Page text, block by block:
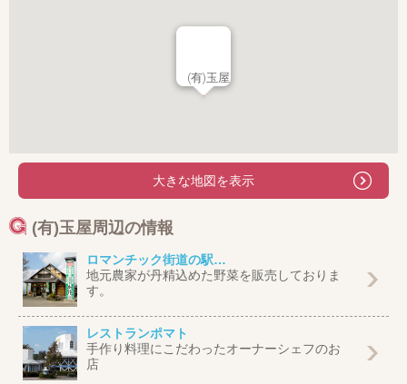
(有)玉屋
大きな地図を表示
(有)玉屋周辺の情報
ロマンチック街道の駅…
地元農家が丹精込めた野菜を販売しておりま
す。
レストランポマト
手作り料理にこだわったオーナーシェフのお
店